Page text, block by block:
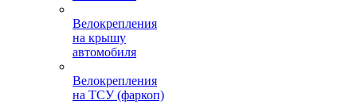
Велокрепления
на крышу
автомобиля
Велокрепления
на ТСУ (фаркоп)